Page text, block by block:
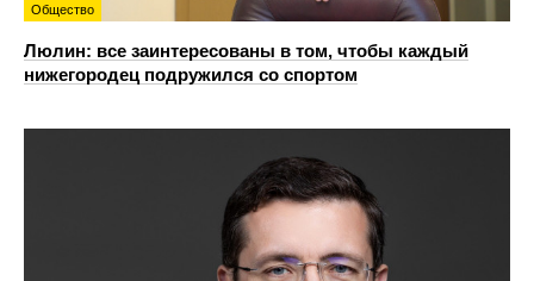
Общество
Люлин: все заинтересованы в том, чтобы каждый
нижегородец подружился со спортом